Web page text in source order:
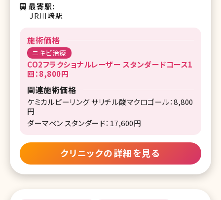
最寄駅
JR川崎駅
施術価格
ニキビ治療
CO2フラクショナルレーザー スタンダードコース1
回：8,800円
関連施術価格
ケミカルピーリング サリチル酸マクロゴール：8,800
円
ダーマペン スタンダード：17,600円
クリニックの詳細を見る